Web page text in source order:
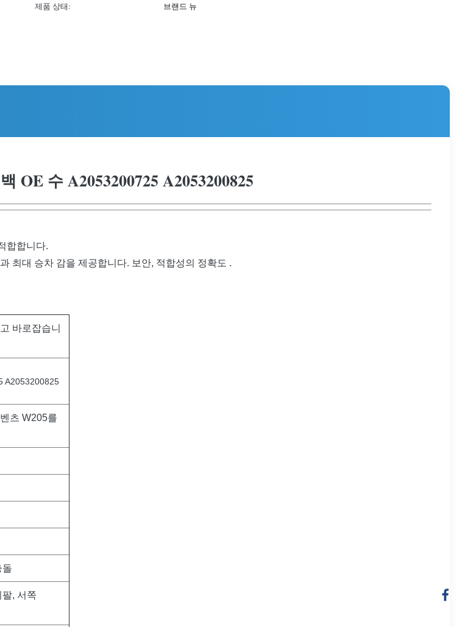
제품 상태:
브랜드 뉴
OE 수 A2053200725 A2053200825
합합니다.
최대 승차 감을 제공합니다. 보안, 적합성의 정확도 .
바로잡습니
A2053200825
츠 W205를
돌
, 서쪽